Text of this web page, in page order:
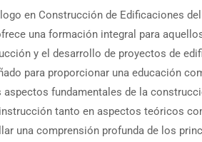
en Construcción de Edificaciones
una formación integral para
y el desarrollo de proyectos de
para proporcionar una educación
fundamentales de la
tanto en aspectos teóricos
una comprensión profunda de los